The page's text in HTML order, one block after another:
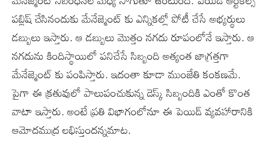
పబ్లిష్ చేసినందుకు మేనేజ్మెంట్ కు ఎన్నికల్లో పోటీ చేసే అభ్యర్థులు
డబ్బులు ఇస్తారు. ఆ డబ్బులు మొత్తం నగదు రూపంలోనే ఇస్తారు. ఆ
నగదును కిందిస్థాయిలో పనిచేసే సిబ్బంది అత్యంత జాగ్రత్తగా
మేనేజ్మెంట్ కు పంపిస్తారు. ఇదంతా కూడా ముంజేతి కంకణమే.
పైగా ఈ క్రతువులో పాలుపంచుకున్న డెస్క్ సిబ్బందికి ఎంతో కొంత
వాటా ఇస్తారు. అంటే ప్రతి విభాగంలోనూ ఈ పెయిడ్ వ్యవహారానికి
ఆమోదముద్ర లభిస్తుందన్నమాట.